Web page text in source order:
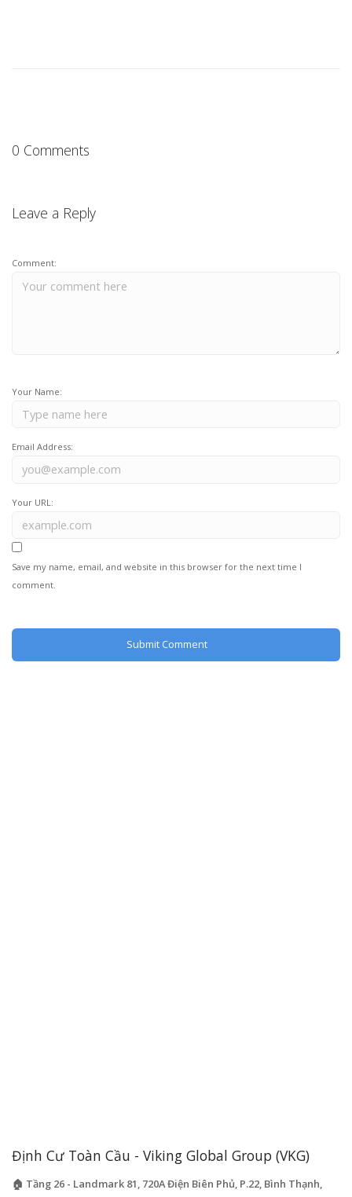
0 Comments
Leave a Reply
Comment:
Your Name:
Email Address:
Your URL:
Save my name, email, and website in this browser for the next time I
comment.
Định Cư Toàn Cầu - Viking Global Group (VKG)
🏠 Tầng 26 - Landmark 81, 720A Điện Biên Phủ, P.22, Bình Thạnh,